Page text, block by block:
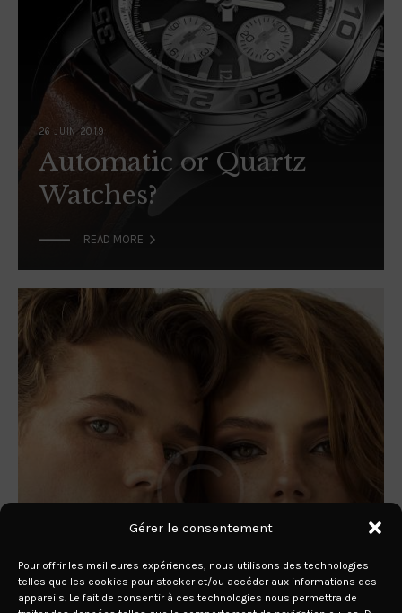
Gérer le consentement
Pour offrir les meilleures expériences, nous utilisons des technologies
telles que les cookies pour stocker et/ou accéder aux informations des
appareils. Le fait de consentir à ces technologies nous permettra de
26 JUIN 2019
Automatic or Quartz
Watches?
READ MORE 
Every Time I Look at My